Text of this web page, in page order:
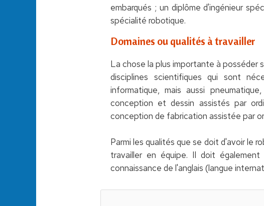
embarqués ; un diplôme d'ingénieur
spécialité robotique.
Domaines ou qualités à travailler
La chose la plus importante à posséder
disciplines scientifiques qui sont
informatique, mais aussi
conception et dessin assistés par
conception de fabrication assistée par
Parmi les qualités que se doit d'avoir le
travailler en équipe. Il doit
connaissance de l'anglais (langue